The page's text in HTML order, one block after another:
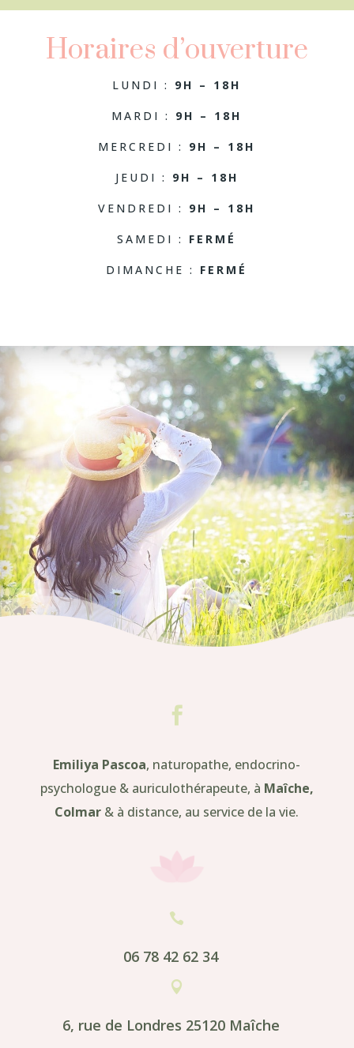
Horaires d’ouverture
LUNDI : 9H – 18H
MARDI : 9H – 18H
MERCREDI : 9H – 18H
JEUDI : 9H – 18H
VENDREDI : 9H – 18H
SAMEDI : FERMÉ
DIMANCHE : FERMÉ

Emiliya Pascoa, naturopathe, endocrino-
psychologue & auriculothérapeute, à Maîche,
Colmar & à distance, au service de la vie.

06 78 42 62 34

6, rue de Londres 25120 Maîche